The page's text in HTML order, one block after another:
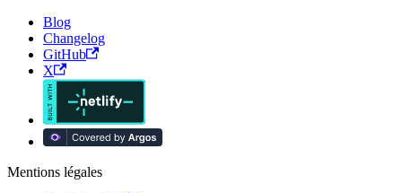
Blog
Changelog
GitHub
X
Mentions légales